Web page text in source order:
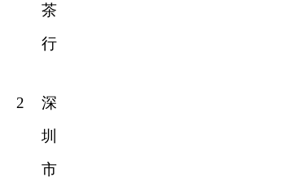
茶
行
2
深
圳
市